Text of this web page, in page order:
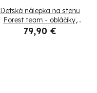
Detská nálepka na stenu
Forest team - obláčiky,
zvieratká a stromy
79,90 €